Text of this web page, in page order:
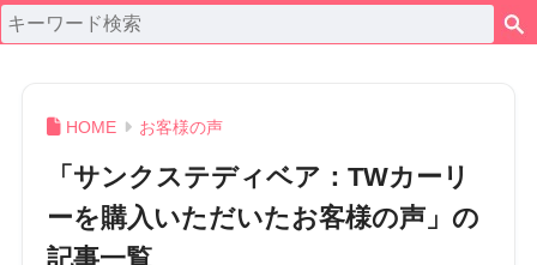
HOME お客様の声
「サンクステディベア：TWカーリ
ーを購入いただいたお客様の声」の
記事一覧